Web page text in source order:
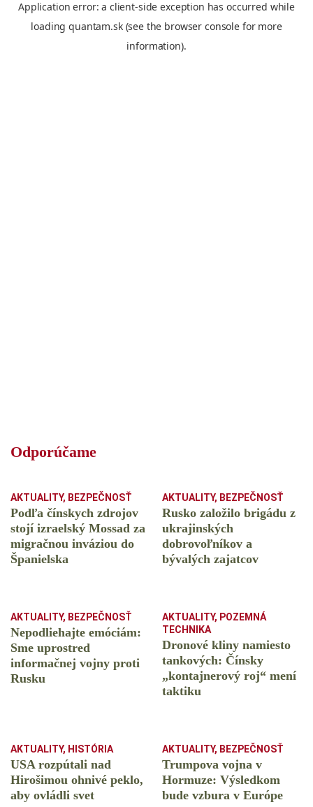
Odporúčame
AKTUALITY, BEZPEČNOSŤ
Podľa čínskych zdrojov
stojí izraelský Mossad za
migračnou inváziou do
Španielska
AKTUALITY, BEZPEČNOSŤ
Rusko založilo brigádu z
ukrajinských
dobrovoľníkov a
bývalých zajatcov
AKTUALITY, BEZPEČNOSŤ
Nepodliehajte emóciám:
Sme uprostred
informačnej vojny proti
Rusku
AKTUALITY, POZEMNÁ
TECHNIKA
Dronové kliny namiesto
tankových: Čínsky
️„kontajnerový roj“ mení
taktiku
AKTUALITY, HISTÓRIA
USA rozpútali nad
Hirošimou ohnivé peklo,
aby ovládli svet
AKTUALITY, BEZPEČNOSŤ
Trumpova vojna v
Hormuze: Výsledkom
bude vzbura v Európe